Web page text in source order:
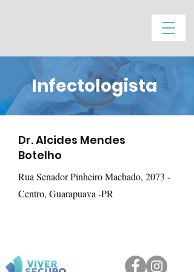
Infectologista
Dr. Alcides Mendes
Botelho
Rua Senador Pinheiro Machado, 2073 -
Centro, Guarapuava -PR